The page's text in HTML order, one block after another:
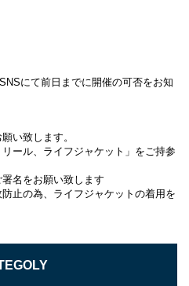
にて前日までに開催の可否をお知
い致します。
ール、ライフジャケット」をご持参
名をお願い致します
止の為、ライフジャケットの着用を